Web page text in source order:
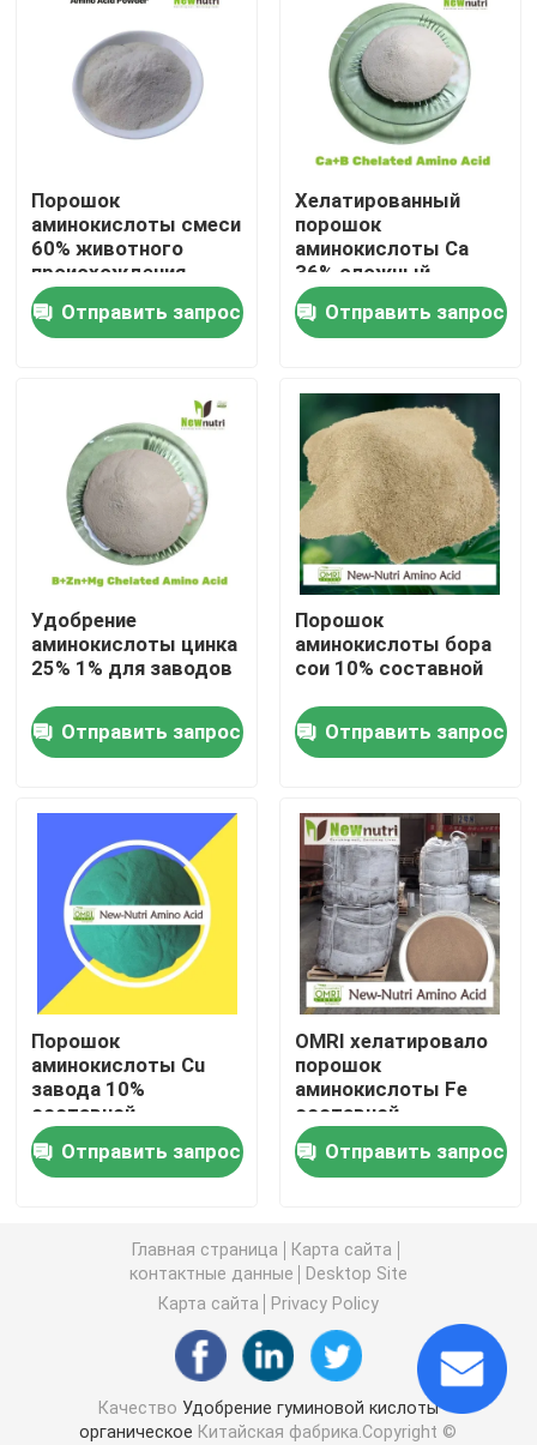
Дом
Продукты
Путешествие фабрики
Проверка качества
Свяжитесь мы
Спросите цитату
Удобрение гуминовой кислоты органическое
Аминокислотные органические удобрения
Удобрение азота органическое
Удобрение Humate калия
Удобрение порошка выдержки морской водоросли
Порошок Fulvic кисловочный
Составной порошок аминокислоты
Удобрение гуминовой кислоты
Калий Fulvic кисловочное
Порошок
аминокислоты смеси
60% животного
происхождения
овоща
Отправить запрос
Хелатированный
порошок
аминокислоты Ca
36% сложный
Отправить запрос
Удобрение
аминокислоты цинка
25% 1% для заводов
Отправить запрос
Порошок
аминокислоты бора
сои 10% составной
Отправить запрос
Порошок
аминокислоты Cu
завода 10%
составной
Отправить запрос
OMRI хелатировало
порошок
аминокислоты Fe
составной
Отправить запрос
Главная страница
Карта сайта
контактные данные
Desktop Site
Карта сайта
Privacy Policy
Качество Удобрение гуминовой кислоты
органическое Китайская фабрика.Copyright ©